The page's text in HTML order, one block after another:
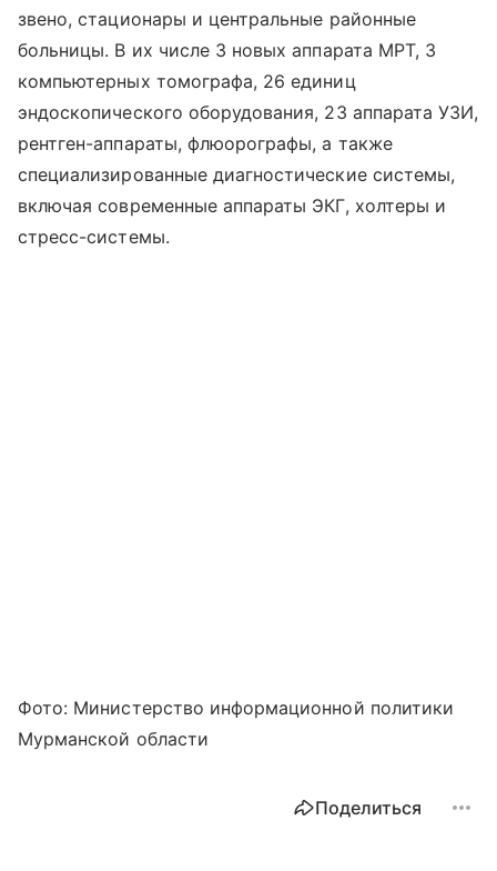
звено, стационары и центральные районные
больницы. В их числе 3 новых аппарата МРТ, 3
компьютерных томографа, 26 единиц
эндоскопического оборудования, 23 аппарата УЗИ,
рентген-аппараты, флюорографы, а также
специализированные диагностические системы,
включая современные аппараты ЭКГ, холтеры и
стресс-системы.
Фото: Министерство информационной политики
Мурманской области
Поделиться